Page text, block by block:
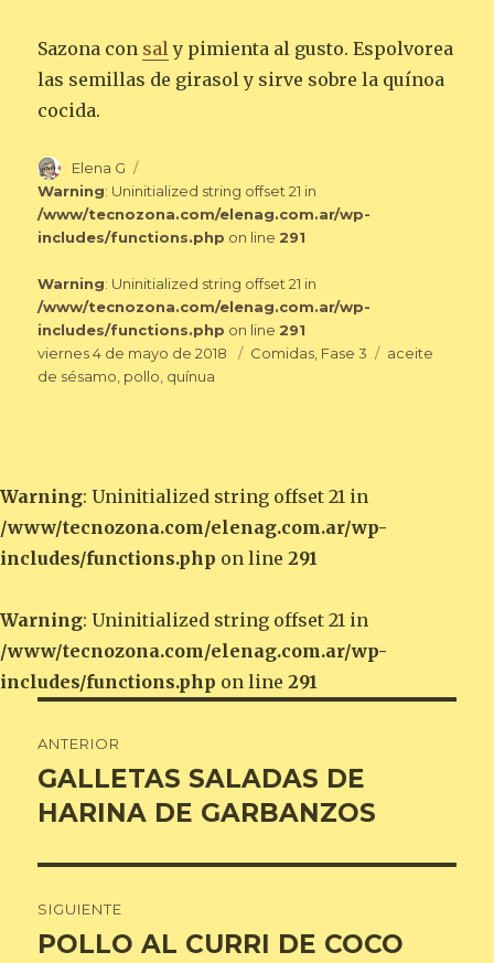
Sazona con saly pimienta al gusto. Espolvorea
las semillas de girasol y sirve sobre la quínoa
cocida.
Autor
Elena G
Warning: Uninitialized string offset 21 in
/www/tecnozona.com/elenag.com.ar/wp-
includes/functions.php on line 291
Warning: Uninitialized string offset 21 in
/www/tecnozona.com/elenag.com.ar/wp-
includes/functions.php on line 291
Publicado
el
viernes 4 de mayo de 2018 Categorías
Comidas, Fase 3 Etiquetas
aceite
de sésamo, pollo, quínua
Warning: Uninitialized string offset 21 in
/www/tecnozona.com/elenag.com.ar/wp-
includes/functions.php on line 291
Warning: Uninitialized string offset 21 in
/www/tecnozona.com/elenag.com.ar/wp-
includes/functions.php on line 291
de
entradas
ANTERIOR
Entrada
anterior:
GALLETAS SALADAS DE
HARINA DE GARBANZOS
SIGUIENTE
Entrada
POLLO AL CURRI DE COCO